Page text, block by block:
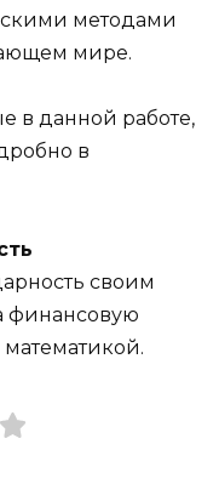
методами
мире.
в данной работе,
в
своим
финансовую